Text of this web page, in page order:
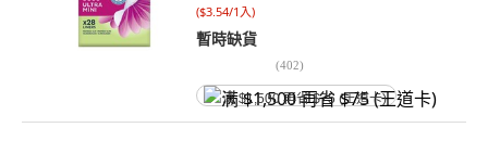
($3.54/1入)
暫時缺貨
(402)
满 $1,500 再省 $75 (王道卡)